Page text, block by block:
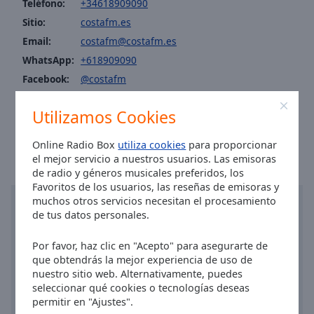
Utilizamos Cookies
Online Radio Box utiliza cookies para proporcionar
el mejor servicio a nuestros usuarios. Las emisoras
de radio y géneros musicales preferidos, los
Favoritos de los usuarios, las reseñas de emisoras y
muchos otros servicios necesitan el procesamiento
de tus datos personales.
Por favor, haz clic en "Acepto" para asegurarte de
que obtendrás la mejor experiencia de uso de
nuestro sitio web. Alternativamente, puedes
seleccionar qué cookies o tecnologías deseas
permitir en "Ajustes".
Background
Color
Opacity
Family
Teléfono:
+34618909090
Sitio:
costafm.es
Email:
costafm@costafm.es
WhatsApp: +618909090
Facebook:
@costafm
Hora en Alicante:07:42,08.06.2026